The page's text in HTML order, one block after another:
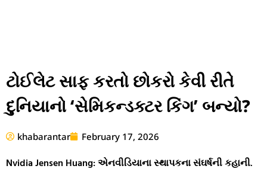
ટોઈલેટ સાફ કરતો છોકરો કેવી રીતે
દુનિયાનો ‘સેમિકન્ડક્ટર કિંગ’ બન્યો?
khabarantar February 17, 2026
Nvidia Jensen Huang: એનવીડિયાના સ્થાપકના સંઘર્ષની કહાની.